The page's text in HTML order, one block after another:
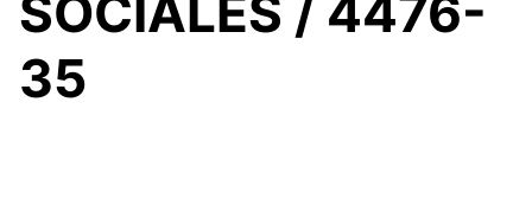
SOCIALES / 4476-
35